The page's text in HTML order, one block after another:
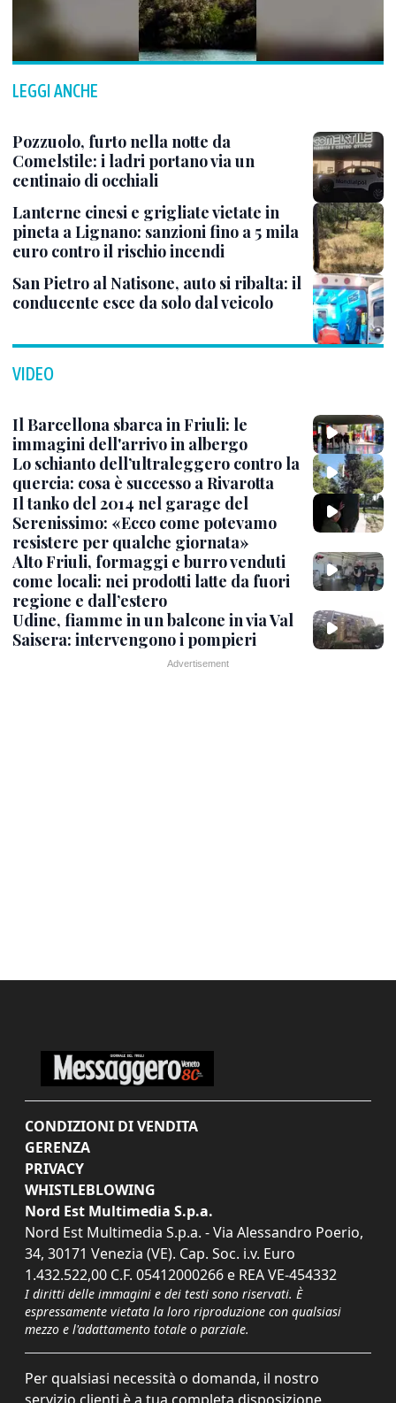
LEGGI ANCHE
Pozzuolo, furto nella notte da
Comelstile: i ladri portano via un
centinaio di occhiali
Lanterne cinesi e grigliate vietate in
pineta a Lignano: sanzioni fino a 5 mila
euro contro il rischio incendi
San Pietro al Natisone, auto si ribalta: il
conducente esce da solo dal veicolo
VIDEO
Il Barcellona sbarca in Friuli: le
immagini dell'arrivo in albergo
Lo schianto dell’ultraleggero contro la
quercia: cosa è successo a Rivarotta
Il tanko del 2014 nel garage del
Serenissimo: «Ecco come potevamo
resistere per qualche giornata»
Alto Friuli, formaggi e burro venduti
come locali: nei prodotti latte da fuori
regione e dall’estero
Udine, fiamme in un balcone in via Val
Saisera: intervengono i pompieri
CONDIZIONI DI VENDITA
GERENZA
PRIVACY
WHISTLEBLOWING
Nord Est Multimedia S.p.a.
Nord Est Multimedia S.p.a. - Via Alessandro Poerio,
34, 30171 Venezia (VE). Cap. Soc. i.v. Euro
1.432.522,00 C.F. 05412000266 e REA VE-454332
I diritti delle immagini e dei testi sono riservati. È
espressamente vietata la loro riproduzione con qualsiasi
mezzo e l'adattamento totale o parziale.
Per qualsiasi necessità o domanda, il nostro